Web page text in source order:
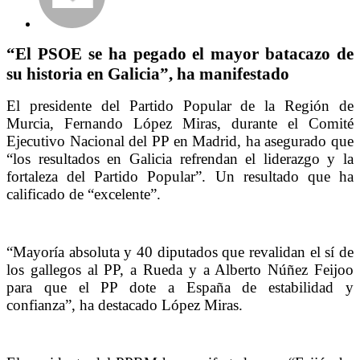
“El PSOE se ha pegado el mayor batacazo de
su historia en Galicia”, ha manifestado
El presidente del Partido Popular de la Región de
Murcia, Fernando López Miras, durante el Comité
Ejecutivo Nacional del PP en Madrid, ha asegurado que
“los resultados en Galicia refrendan el liderazgo y la
fortaleza del Partido Popular”. Un resultado que ha
calificado de “excelente”.
“Mayoría absoluta y 40 diputados que revalidan el sí de
los gallegos al PP, a Rueda y a Alberto Núñez Feijoo
para que el PP dote a España de estabilidad y
confianza”, ha destacado López Miras.